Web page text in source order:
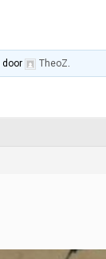
door TheoZ.